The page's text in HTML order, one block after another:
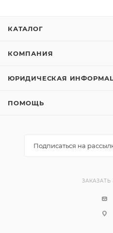
КАТАЛОГ
КОМПАНИЯ
ЮРИДИЧЕСКАЯ
ПОМОЩЬ
Подписаться на